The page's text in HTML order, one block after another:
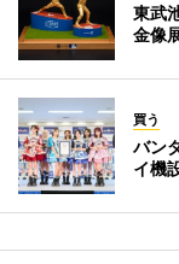
東武
金像
買う
バン
イ機